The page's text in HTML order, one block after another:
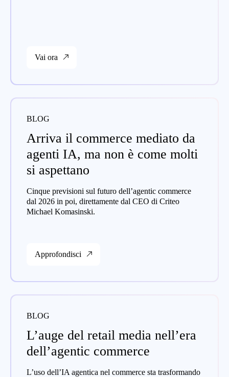
Vai ora
BLOG
Arriva il commerce mediato da
agenti IA, ma non è come molti
si aspettano
Cinque previsioni sul futuro dell’agentic commerce
dal 2026 in poi, direttamente dal CEO di Criteo
Michael Komasinski.
Approfondisci
BLOG
L’auge del retail media nell’era
dell’agentic commerce
L’uso dell’IA agentica nel commerce sta trasformando